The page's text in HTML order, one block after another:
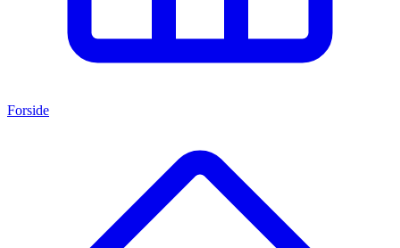
Forside